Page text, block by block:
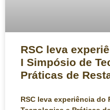
RSC leva
I Simpósio de
Práticas de
RSC leva experiência do